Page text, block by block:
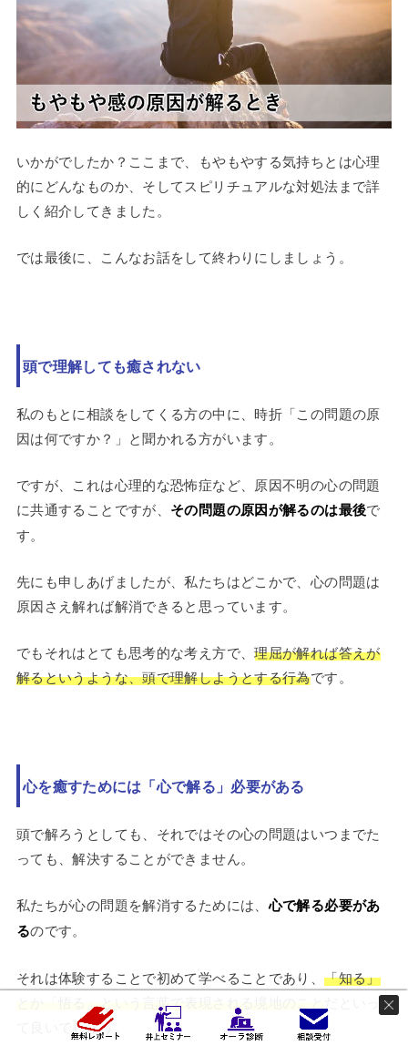
いかがでしたか？ここまで、もやもやする気持ちとは心理
的にどんなものか、そしてスピリチュアルな対処法まで詳
しく紹介してきました。
では最後に、こんなお話をして終わりにしましょう。
頭で理解しても癒されない
私のもとに相談をしてくる方の中に、時折「この問題の原
因は何ですか？」と聞かれる方がいます。
ですが、これは心理的な恐怖症など、原因不明の心の問題
に共通することですが、 その問題の原因が解るのは最後で
す。
先にも申しあげましたが、私たちはどこかで、心の問題は
原因さえ解れば解消できると思っています。
でもそれはとても思考的な考え方で、理屈が解れば答えが
解るというような、頭で理解しようとする行為です。
心を癒すためには「心で解る」必要がある
頭で解ろうとしても、それではその心の問題はいつまでた
っても、解決することができません。
私たちが心の問題を解消するためには、心で解る必要があ
るのです。
それは体験することで初めて学べることであり、「知る」
とか「悟る」という言葉で表現される境地のこと
だといっ
て良いでしょう。